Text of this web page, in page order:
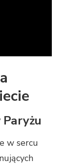
w sercu